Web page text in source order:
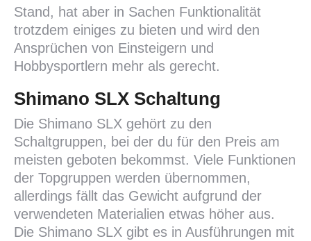
Stand, hat aber in Sachen Funktionalität
trotzdem einiges zu bieten und wird den
Ansprüchen von Einsteigern und
Hobbysportlern mehr als gerecht.
Shimano SLX Schaltung
Die Shimano SLX gehört zu den
Schaltgruppen, bei der du für den Preis am
meisten geboten bekommst. Viele Funktionen
der Topgruppen werden übernommen,
allerdings fällt das Gewicht aufgrund der
verwendeten Materialien etwas höher aus.
Die Shimano SLX gibt es in Ausführungen mit